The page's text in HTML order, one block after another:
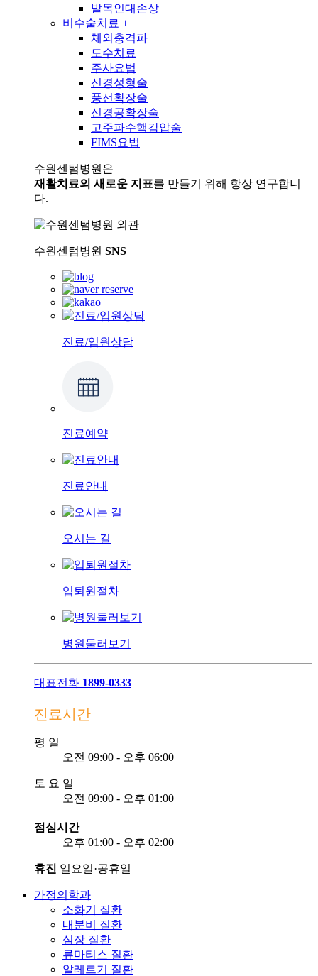
발목인대손상
비수술치료 +
체외충격파
도수치료
주사요법
신경성형술
풍선확장술
신경공확장술
고주파수핵감압술
FIMS요법
수원센텀병원은
재활치료의 새로운 지표를 만들기 위해 항상 연구합니
다.
수원센텀병원 SNS
진료/입원상담
진료예약
진료안내
오시는 길
입퇴원절차
병원둘러보기
대표전화 1899-0333
진료시간
평 일
오전 09:00 - 오후 06:00
토 요 일
오전 09:00 - 오후 01:00
점심시간
오후 01:00 - 오후 02:00
휴진 일요일·공휴일
가정의학과
소화기 질환
내분비 질환
심장 질환
류마티스 질환
알레르기 질환